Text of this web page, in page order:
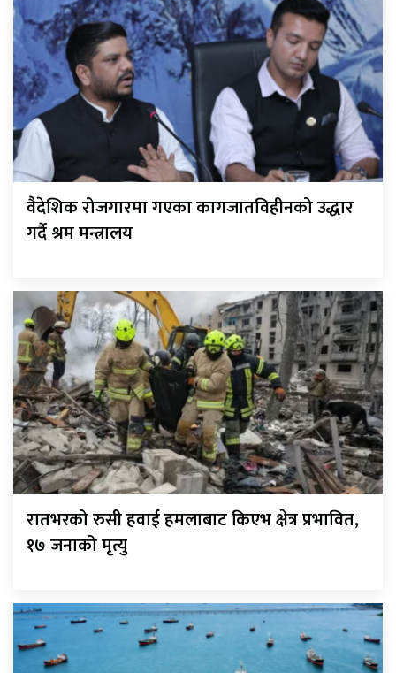
वैदेशिक रोजगारमा गएका कागजातविहीनको उद्धार
गर्दै श्रम मन्त्रालय
रातभरको रुसी हवाई हमलाबाट किएभ क्षेत्र प्रभावित,
१७ जनाको मृत्यु